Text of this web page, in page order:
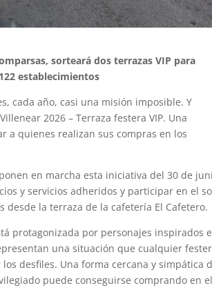
sorteará dos terrazas VIP para
establecimientos
cada año, casi una misión imposible. Y
2026 – Terraza festera VIP. Una
a quienes realizan sus compras en los
en marcha esta iniciativa del 30 de
y servicios adheridos y participar en el
la terraza de la cafetería El Cafetero.
protagonizada por personajes inspirados
una situación que cualquier
desfiles. Una forma cercana y simpática
puede conseguirse comprando en el